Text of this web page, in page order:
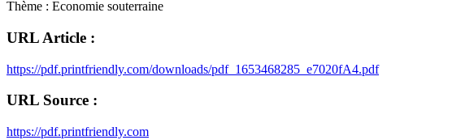
Thème : Economie souterraine
URL Article :
https://pdf.printfriendly.com/downloads/pdf_1653468285_e7020fA4.pdf
URL Source :
https://pdf.printfriendly.com